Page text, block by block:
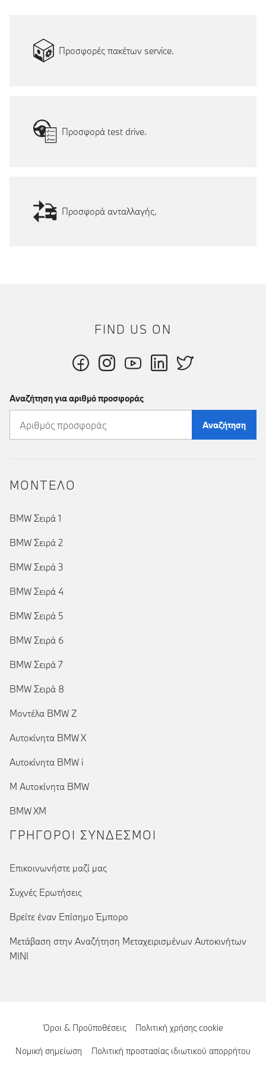
Προσφορές πακέτων service.
Προσφορά test drive.
Προσφορά ανταλλαγής.
FIND US ON
Αναζήτηση για αριθμό προσφοράς
Αναζήτηση
ΜΟΝΤΕΛΟ
BMW Σειρά 1
BMW Σειρά 2
BMW Σειρά 3
BMW Σειρά 4
BMW Σειρά 5
BMW Σειρά 6
BMW Σειρά 7
BMW Σειρά 8
Μοντέλα BMW Z
Αυτοκίνητα BMW X
Αυτοκίνητα BMW i
Μ Αυτοκίνητα BMW
BMW XM
ΓΡΉΓΟΡΟΙ ΣΎΝΔΕΣΜΟΙ
Επικοινωνήστε μαζί μας
Συχνές Ερωτήσεις
Βρείτε έναν Επίσημο Έμπορο
Μετάβαση στην Αναζήτηση Μεταχειρισμένων Αυτοκινήτων
MINI
Όροι & Προϋποθέσεις Πολιτική χρήσης cookie
Νομική σημείωση Πολιτική προστασίας ιδιωτικού απορρήτου